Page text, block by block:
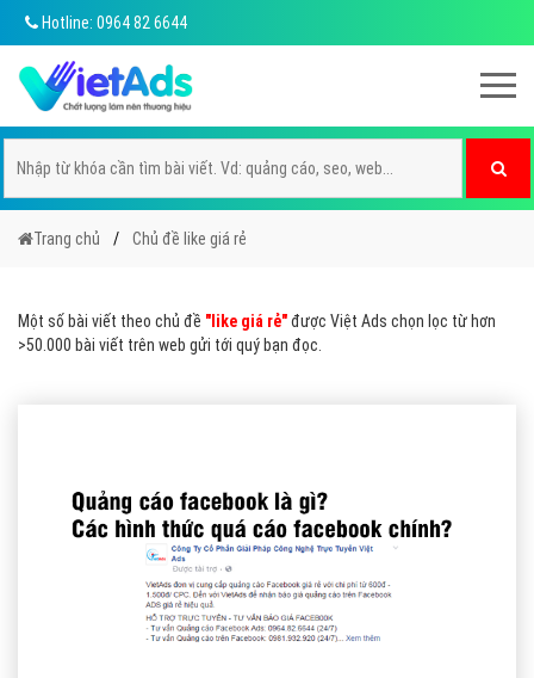
Hotline: 0964 82 6644
Trang chủ Chủ đề like giá rẻ
Một số bài viết theo chủ đề "like giá rẻ"được Việt Ads chọn lọc từ hơn
>50.000 bài viết trên web gửi tới quý bạn đọc.